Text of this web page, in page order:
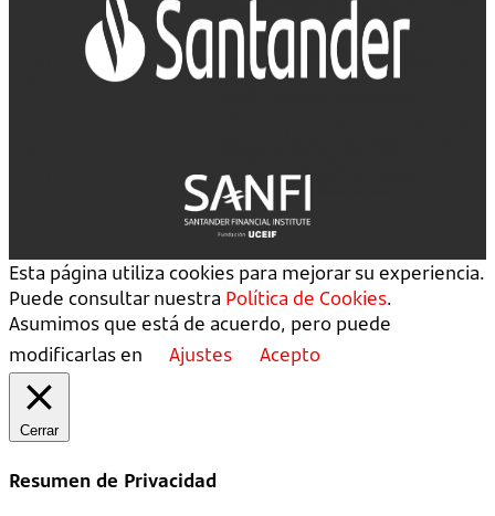
Esta página utiliza cookies para mejorar su experiencia.
Puede consultar nuestra Política de Cookies.
Asumimos que está de acuerdo, pero puede
modificarlas en
Ajustes Acepto
Cerrar
Resumen de Privacidad